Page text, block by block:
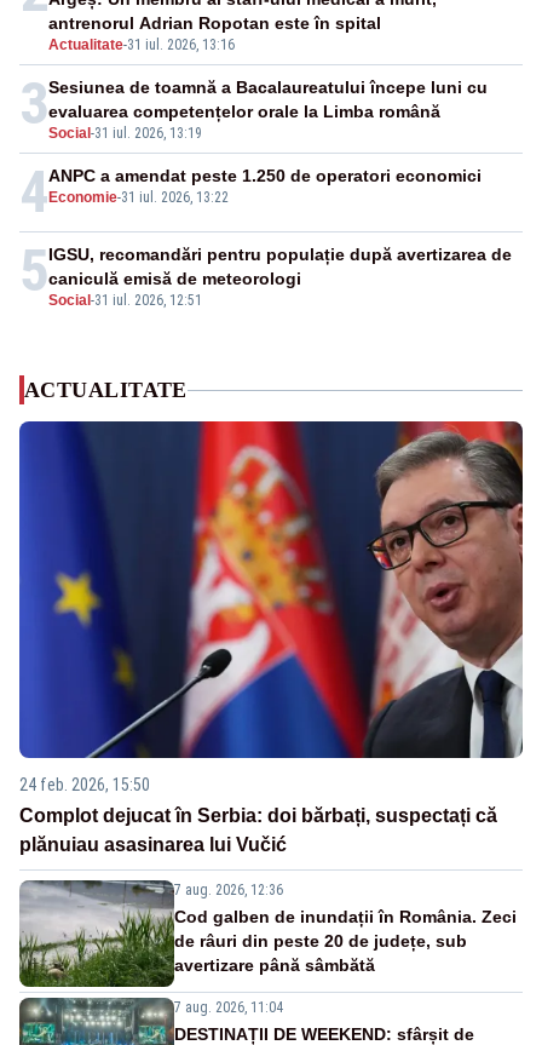
Actualitate-31 iul. 2026, 13:16
antrenorul Adrian Ropotan este în spital
3Social -31 iul. 2026, 13:19
Sesiunea de toamnă a Bacalaureatului începe luni cu
evaluarea competențelor orale la Limba română
4 Economie-31 iul. 2026, 13:22
ANPC a amendat peste 1.250 de operatori economici
5Social -31 iul. 2026, 12:51
IGSU, recomandări pentru populație după avertizarea de
caniculă emisă de meteorologi
ACTUALITATE
24 feb. 2026, 15:50
Complot dejucat în Serbia: doi bărbați, suspectați că
plănuiau asasinarea lui Vučić
7 aug. 2026, 12:36
Cod galben de inundații în România. Zeci
de râuri din peste 20 de județe, sub
avertizare până sâmbătă
7 aug. 2026, 11:04
DESTINAȚII DE WEEKEND: sfârșit de